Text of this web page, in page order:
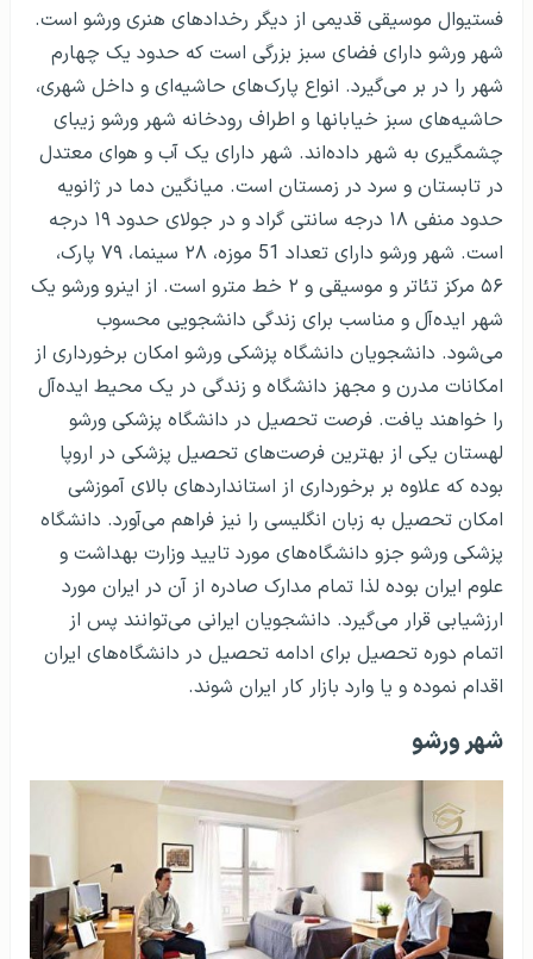
فستیوال موسیقی قدیمی از دیگر رخدادهای هنری ورشو است.
شهر ورشو دارای فضای سبز بزرگی است که حدود یک چهارم
شهر را در بر می‌گیرد. انواع پارک‌های حاشیه‌ای و داخل شهری،
حاشیه‌های سبز خیابانها و اطراف رودخانه شهر ورشو زیبای
چشمگیری به شهر داده‌اند. شهر دارای یک آب و هوای معتدل
در تابستان و سرد در زمستان است. میانگین دما در ژانویه
حدود منفی ۱۸ درجه سانتی گراد و در جولای حدود ۱۹ درجه
است. شهر ورشو دارای تعداد 51 موزه، ۲۸ سینما، ۷۹ پارک،
۵۶ مرکز تئاتر و موسیقی و ۲ خط مترو است. از اینرو ورشو یک
شهر ایده‌آل و مناسب برای زندگی دانشجویی محسوب
می‌شود. دانشجویان دانشگاه پزشکی ورشو امکان برخورداری از
امکانات مدرن و مجهز دانشگاه و زندگی در یک محیط ایده‌آل
را خواهند یافت. فرصت تحصیل در دانشگاه پزشکی ورشو
لهستان یکی از بهترین فرصت‌های تحصیل پزشکی در اروپا
بوده که علاوه بر برخورداری از استانداردهای بالای آموزشی
امکان تحصیل به زبان انگلیسی را نیز فراهم می‌آورد. دانشگاه
پزشکی ورشو جزو دانشگاه‌های مورد تایید وزارت بهداشت و
علوم ایران بوده لذا تمام مدارک صادره از آن در ایران مورد
ارزشیابی قرار می‌گیرد. دانشجویان ایرانی می‌توانند پس از
اتمام دوره تحصیل برای ادامه تحصیل در دانشگاه‌های ایران
اقدام نموده و یا وارد بازار کار ایران شوند.
شهر ورشو